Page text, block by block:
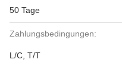
50 Tage
Zahlungsbedingungen:
L/C, T/T